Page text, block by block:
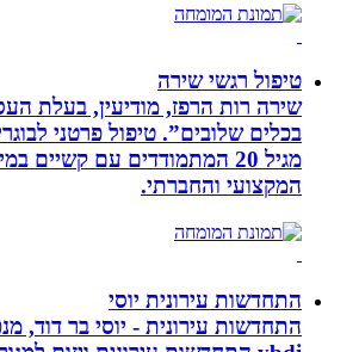
טיפול רגשי שירה
שירה רות הרפז, מודיעין, בעלת העסק
בכלים שלובים”. טיפול פרטני לבוגרים
מגיל 20 המתמודדים עם קשיים
המקצועי והחברתי.
התחדשות עירונית יוסי
התחדשות עירונית - יוסי בר דוד, מנכ״ל